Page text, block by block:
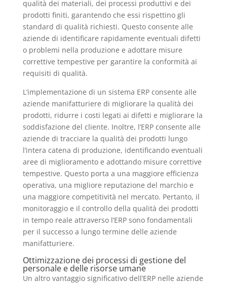
qualità dei materiali, dei processi produttivi e dei
prodotti finiti, garantendo che essi rispettino gli
standard di qualità richiesti. Questo consente alle
aziende di identificare rapidamente eventuali difetti
o problemi nella produzione e adottare misure
correttive tempestive per garantire la conformità ai
requisiti di qualità.
L’implementazione di un sistema ERP consente alle
aziende manifatturiere di migliorare la qualità dei
prodotti, ridurre i costi legati ai difetti e migliorare la
soddisfazione del cliente. Inoltre, l’ERP consente alle
aziende di tracciare la qualità dei prodotti lungo
l’intera catena di produzione, identificando eventuali
aree di miglioramento e adottando misure correttive
tempestive. Questo porta a una maggiore efficienza
operativa, una migliore reputazione del marchio e
una maggiore competitività nel mercato. Pertanto, il
monitoraggio e il controllo della qualità dei prodotti
in tempo reale attraverso l’ERP sono fondamentali
per il successo a lungo termine delle aziende
manifatturiere.
Ottimizzazione dei processi di gestione del
personale e delle risorse umane
Un altro vantaggio significativo dell’ERP nelle aziende